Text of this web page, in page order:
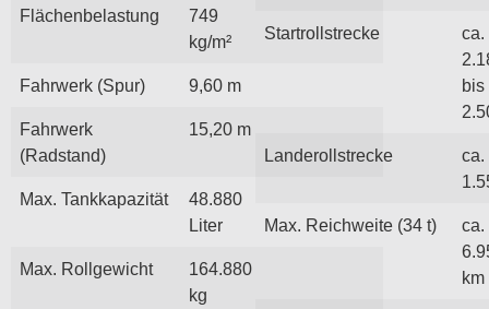
Flächenbelastung
749
kg/m²
Fahrwerk (Spur) 9,60 m
Fahrwerk
(Radstand)
15,20 m
Max. Tankkapazität
48.880
Liter
Max. Rollgewicht
164.880
kg
Startrollstrecke
ca.
bis
Landerollstrecke
ca.
Max. Reichweite (34 t)
ca.
km